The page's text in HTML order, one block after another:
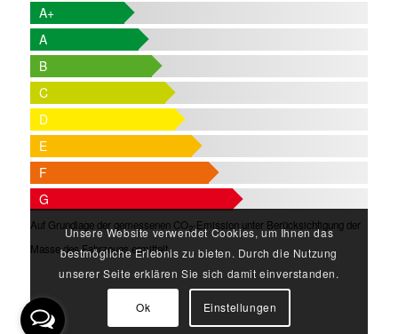
A+
A
B
C
D
E
F
G
Auf Grundlage der gemessenen CO2-Emission unter Berücksichtigung der
Masse des Fahrzeugs ermittelt.
Unsere Website verwendet Cookies, um Ihnen das
bestmögliche Erlebnis zu bieten. Durch die Nutzung
unserer Seite erklären Sie sich damit einverstanden.
Ok Einstellungen